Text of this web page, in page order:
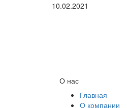
10.02.2021
О нас
Главная
О компании